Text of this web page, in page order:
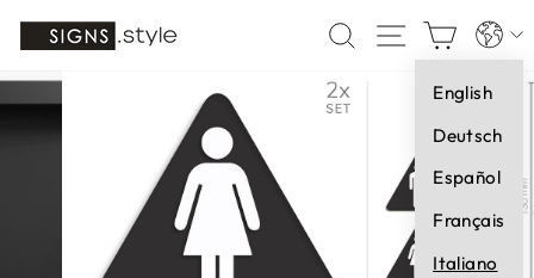
direttamente
Lingua
English
Deutsch
Español
Français
Italiano
CERCA